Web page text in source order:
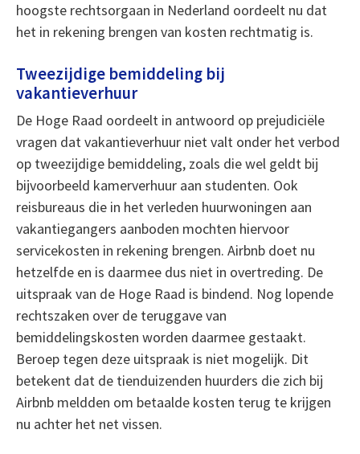
hoogste rechtsorgaan in Nederland oordeelt nu dat
het in rekening brengen van kosten rechtmatig is.
Tweezijdige bemiddeling bij
vakantieverhuur
De Hoge Raad oordeelt in antwoord op prejudiciële
vragen dat vakantieverhuur niet valt onder het verbod
op tweezijdige bemiddeling, zoals die wel geldt bij
bijvoorbeeld kamerverhuur aan studenten. Ook
reisbureaus die in het verleden huurwoningen aan
vakantiegangers aanboden mochten hiervoor
servicekosten in rekening brengen. Airbnb doet nu
hetzelfde en is daarmee dus niet in overtreding. De
uitspraak van de Hoge Raad is bindend. Nog lopende
rechtszaken over de teruggave van
bemiddelingskosten worden daarmee gestaakt.
Beroep tegen deze uitspraak is niet mogelijk. Dit
betekent dat de tienduizenden huurders die zich bij
Airbnb meldden om betaalde kosten terug te krijgen
nu achter het net vissen.